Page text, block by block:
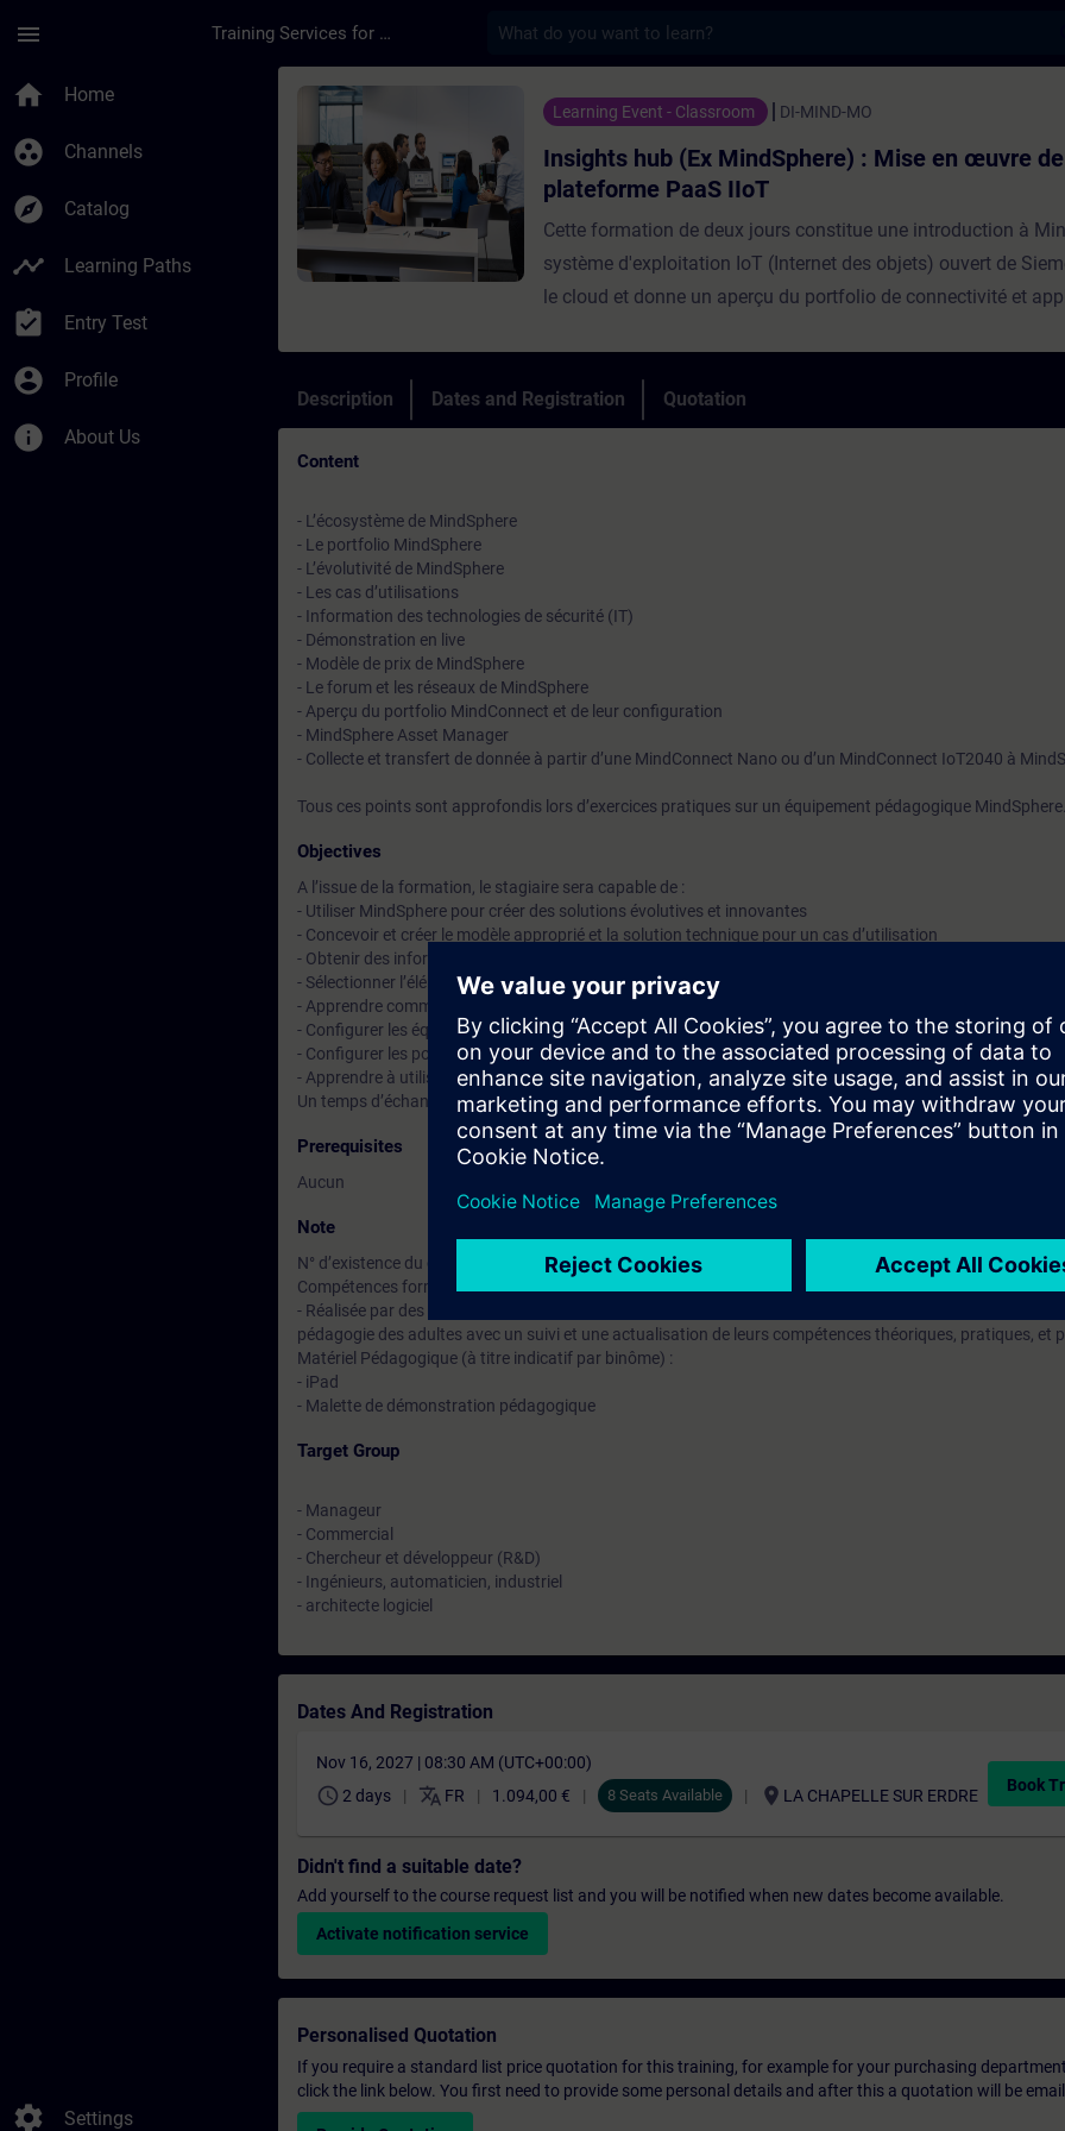
menu Training Services for Digital Industries
home Home
group_work Channels
explore Catalog
timeline Learning Paths
assignment_turned_in Entry Test
account_circle Profile
info About Us
settings Settings
Course - Insights hub (Ex MindSphere) : Mise en œuvre de la
Learning Event - Classroom DI-MIND-MO
Insights hub (Ex MindSphere) : Mise en œuvre
plateforme PaaS IIoT
Cette formation de deux jours constitue une introduction à
système d'exploitation IoT (Internet des objets) ouvert de
le cloud et donne un aperçu du portfolio de connectivité et
données physiques grâce des solutions MindConnect via
les solutions de sécurité MindSphere, au large choix
MindConnect Nano, vous utiliserez MindSphere Asset Manager
collecter et envoyer des données.Répartition70% Théorie, 30%
ⓘNonCertificationNon
Description Dates and Registration Quotation
Content
- L’écosystème de MindSphere
- Le portfolio MindSphere
- L’évolutivité de MindSphere
- Les cas d’utilisations
- Information des technologies de sécurité (IT)
- Démonstration en live
- Modèle de prix de MindSphere
- Le forum et les réseaux de MindSphere
- Aperçu du portfolio MindConnect et de leur configuration
- MindSphere Asset Manager
- Collecte et transfert de donnée à partir d’une MindConnect Nano ou d’un MindConnect IoT2040 à
Tous ces points sont approfondis lors d’exercices pratiques sur un équipement pédagogique MindSphere.
Objectives
A l’issue de la formation, le stagiaire sera capable de :
- Utiliser MindSphere pour créer des solutions évolutives et innovantes
- Concevoir et créer le modèle approprié et la solution technique pour un cas d’utilisation
- Obtenir des informations pertinentes sur les forums officiels de MindSphere
- Sélectionner l’élément MindConnect approprié pour un cas d’utilisation
- Apprendre comment utiliser un agent existant
- Configurer les équipements MindConnect pour collecter des données et les envoyer à MindSphere
- Configurer les points de données en utilisant les protocoles S7, ModBus TCP-RTU et OPC UA.
- Apprendre à utiliser Fleetmanager et Visual Flow Creator
Un temps d’échange avec le formateur est prévu à chaque séquence.
Prerequisites
Aucun
Note
N° d’existence du centre de formation SITRAIN : 11 93 00 205 93
Compétences formateur :
- Réalisée par des experts assurant au quotidien des missions techniques auprès des entreprises, formés
pédagogie des adultes avec un suivi et une actualisation de leurs compétences théoriques, pratiques, et
Matériel Pédagogique (à titre indicatif par binôme) :
- iPad
- Malette de démonstration pédagogique
Target Group
- Manageur
- Commercial
- Chercheur et développeur (R&D)
- Ingénieurs, automaticien, industriel
- architecte logiciel
Dates And Registration
Nov 16, 2027 | 08:30 AM (UTC+00:00)
schedule 2 days translate FR 1.094,00 € 8 Seats Available location_on LA CHAPELLE SUR ERDRE
Book
Didn't find a suitable date?
Add yourself to the course request list and you will be notified when new dates become available.
Activate notification service
Personalised Quotation
If you require a standard list price quotation for this training, for example for your purchasing
click the link below. You first need to provide some personal details and after this a quotation will be